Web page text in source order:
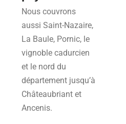
Nous couvrons
aussi Saint-Nazaire,
La Baule, Pornic, le
vignoble cadurcien
et le nord du
département jusqu’à
Châteaubriant et
Ancenis.